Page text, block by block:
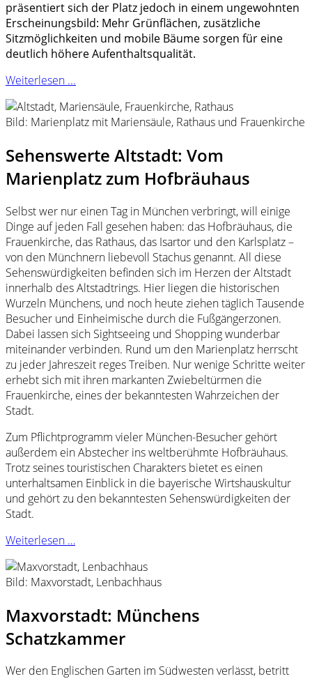
präsentiert sich der Platz jedoch in einem ungewohnten
Erscheinungsbild: Mehr Grünflächen, zusätzliche
Sitzmöglichkeiten und mobile Bäume sorgen für eine
deutlich höhere Aufenthaltsqualität.
Weiterlesen ...
Bild: Marienplatz mit Mariensäule, Rathaus und Frauenkirche
Sehenswerte Altstadt: Vom
Marienplatz zum Hofbräuhaus
Selbst wer nur einen Tag in München verbringt, will einige
Dinge auf jeden Fall gesehen haben: das Hofbräuhaus, die
Frauenkirche, das Rathaus, das Isartor und den Karlsplatz –
von den Münchnern liebevoll Stachus genannt. All diese
Sehenswürdigkeiten befinden sich im Herzen der Altstadt
innerhalb des Altstadtrings. Hier liegen die historischen
Wurzeln Münchens, und noch heute ziehen täglich Tausende
Besucher und Einheimische durch die Fußgängerzonen.
Dabei lassen sich Sightseeing und Shopping wunderbar
miteinander verbinden. Rund um den Marienplatz herrscht
zu jeder Jahreszeit reges Treiben. Nur wenige Schritte weiter
erhebt sich mit ihren markanten Zwiebeltürmen die
Frauenkirche, eines der bekanntesten Wahrzeichen der
Stadt.
Zum Pflichtprogramm vieler München-Besucher gehört
außerdem ein Abstecher ins weltberühmte Hofbräuhaus.
Trotz seines touristischen Charakters bietet es einen
unterhaltsamen Einblick in die bayerische Wirtshauskultur
und gehört zu den bekanntesten Sehenswürdigkeiten der
Stadt.
Weiterlesen …
Bild: Maxvorstadt, Lenbachhaus
Maxvorstadt: Münchens
Schatzkammer
Wer den Englischen Garten im Südwesten verlässt, betritt